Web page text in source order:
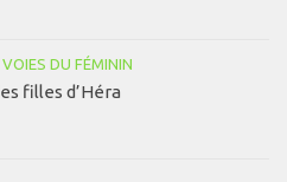
VOIES DU FÉMININ
filles d’Héra